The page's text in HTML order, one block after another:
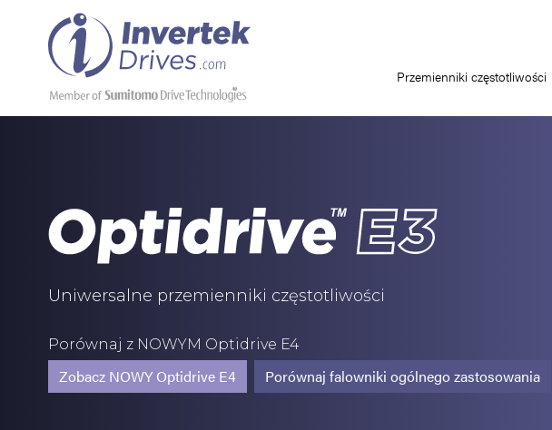
Przemienniki częstotliwości
Uniwersalne przemienniki częstotliwości
Porównaj z NOWYM Optidrive E4
Zobacz NOWY Optidrive E4 Porównaj falowniki ogólnego zastosowania